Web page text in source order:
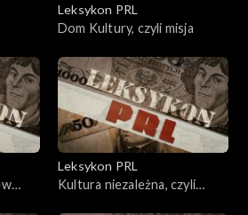
Leksykon PRL
Dom Kultury, czyli misja
Leksykon PRL
Kultura niezależna, czyli